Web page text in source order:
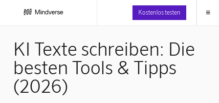
Kostenlos testen ≡
KI Texte schreiben: Die
besten Tools & Tipps
(2026)